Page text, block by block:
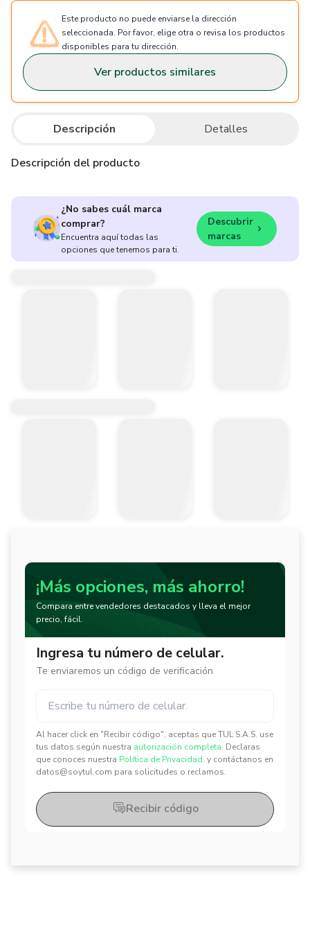
Este producto no puede enviarse la dirección
seleccionada. Por favor, elige otra o revisa los productos
disponibles para tu dirección.
Ver productos similares
Descripción Detalles
Descripción del producto
¿No sabes cuál marca
comprar?
Encuentra aquí todas las
opciones que tenemos para ti.
Descubrir
marcas
¡Más opciones, más ahorro!
Compara entre vendedores destacados y lleva el mejor
precio, fácil.
Ingresa tu número de celular.
Te enviaremos un código de verificación
Al hacer click en "Recibir código", aceptas que TUL S.A.S. use
tus datos según nuestra autorización completa. Declaras
que conoces nuestra Política de Privacidad. y contáctanos en
datos@soytul.com para solicitudes o reclamos.
✕
✕
Recibir código